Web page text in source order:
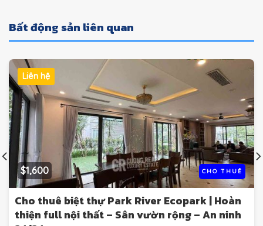
Bất động sản liên quan
$1,600
Liên hệ
CHO THUÊ
Cho thuê biệt thự Park River Ecopark | Hoàn
thiện full nội thất – Sân vườn rộng – An ninh